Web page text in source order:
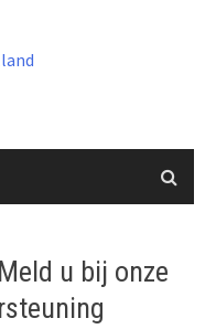
u bij onze